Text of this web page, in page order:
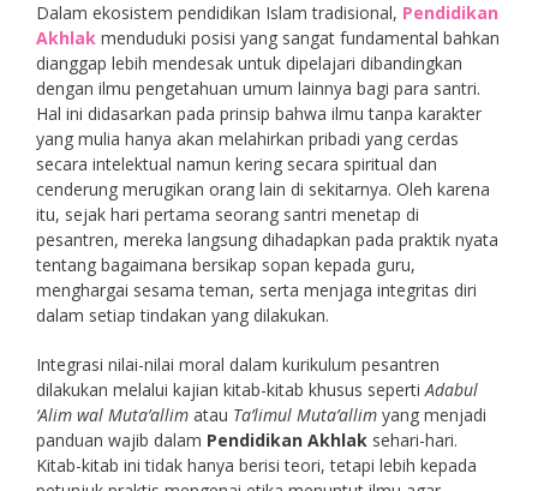
Dalam ekosistem pendidikan Islam tradisional, Pendidikan
Akhlak menduduki posisi yang sangat fundamental bahkan
dianggap lebih mendesak untuk dipelajari dibandingkan
dengan ilmu pengetahuan umum lainnya bagi para santri.
Hal ini didasarkan pada prinsip bahwa ilmu tanpa karakter
yang mulia hanya akan melahirkan pribadi yang cerdas
secara intelektual namun kering secara spiritual dan
cenderung merugikan orang lain di sekitarnya. Oleh karena
itu, sejak hari pertama seorang santri menetap di
pesantren, mereka langsung dihadapkan pada praktik nyata
tentang bagaimana bersikap sopan kepada guru,
menghargai sesama teman, serta menjaga integritas diri
dalam setiap tindakan yang dilakukan.
Integrasi nilai-nilai moral dalam kurikulum pesantren
dilakukan melalui kajian kitab-kitab khusus sepertiAdabul
‘Alim wal Muta’allim atau Ta’limul Muta’allim yang menjadi
panduan wajib dalam Pendidikan Akhlak sehari-hari.
Kitab-kitab ini tidak hanya berisi teori, tetapi lebih kepada